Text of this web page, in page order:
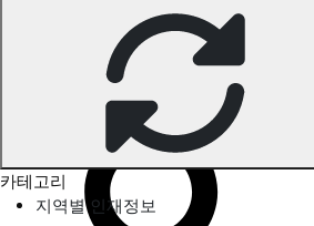
업체 서비스 관리
개인 서비스 관리
사상 실장 구직정보
카테고리
지역별 인재정보